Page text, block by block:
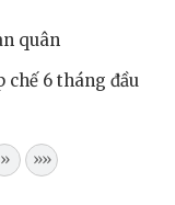
quân
chế 6 tháng đầu
» »»